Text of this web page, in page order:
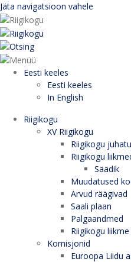
Jäta navigatsioon vahele
Eesti keeles
Eesti keeles
In English
Riigikogu
XV Riigikogu
Riigikogu
Riigikogu
Saadik
Muudatused
Arvud räägivad
Saali plaan
Palgaandmed
Riigikogu
Komisjonid
Euroopa Liidu